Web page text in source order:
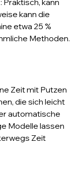
: Praktisch, kann
kann die
etwa 25 %
Methoden.
Zeit mit Putzen
die sich leicht
automatische
Modelle lassen
Zeit